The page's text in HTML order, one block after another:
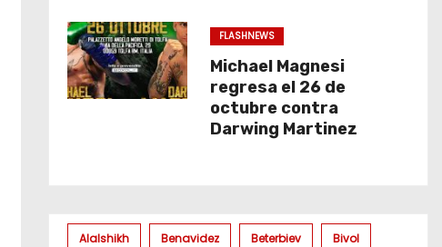
FLASHNEWS
Michael Magnesi
regresa el 26 de
octubre contra
Darwing Martinez
Alalshikh Benavidez Beterbiev Bivol